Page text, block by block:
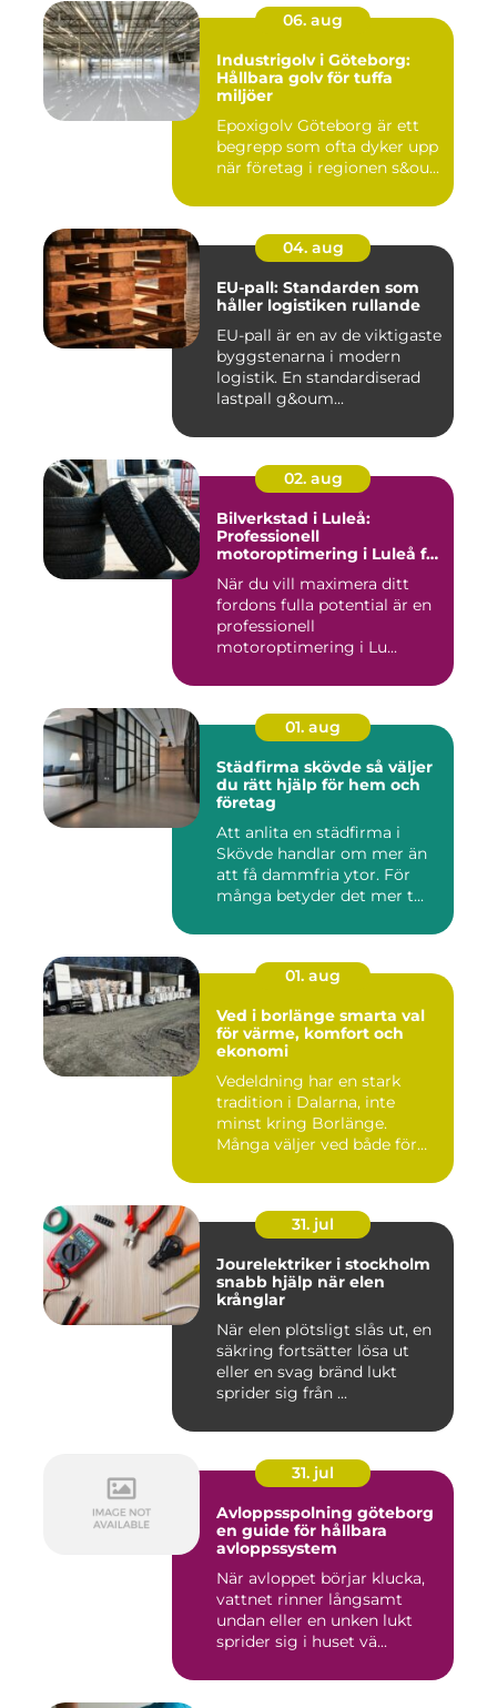
06. aug
Industrigolv i Göteborg:
Hållbara golv för tuffa
miljöer
Epoxigolv Göteborg är ett
begrepp som ofta dyker upp
när företag i regionen s&ou...
04. aug
EU-pall: Standarden som
håller logistiken rullande
EU-pall är en av de viktigaste
byggstenarna i modern
logistik. En standardiserad
lastpall g&oum...
02. aug
Bilverkstad i Luleå:
Professionell
motoroptimering i Luleå för
När du vill maximera ditt
fordons fulla potential är en
professionell
motoroptimering i Lu...
01. aug
Städfirma skövde så väljer
du rätt hjälp för hem och
företag
Att anlita en städfirma i
Skövde handlar om mer än
att få dammfria ytor. För
många betyder det mer t...
01. aug
Ved i borlänge smarta val
för värme, komfort och
ekonomi
Vedeldning har en stark
tradition i Dalarna, inte
minst kring Borlänge.
Många väljer ved både för
31. jul
Jourelektriker i stockholm
snabb hjälp när elen
krånglar
När elen plötsligt slås ut, en
säkring fortsätter lösa ut
eller en svag bränd lukt
sprider sig från ...
31. jul
Avloppsspolning göteborg
en guide för hållbara
avloppssystem
När avloppet börjar klucka,
vattnet rinner långsamt
undan eller en unken lukt
sprider sig i huset vä...